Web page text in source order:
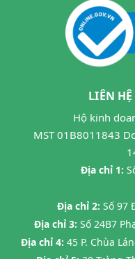
LIÊN
Hộ kinh
MST 01B8011843
Địa chỉ 1:
Địa chỉ 2: Số 97
Địa chỉ 3: Số 24B7
Địa chỉ 4: 45 P. Chùa